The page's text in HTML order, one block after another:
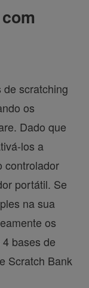
scratching
os
Dado que
los a
controlador
portátil. Se
na sua
os
bases de
Scratch Bank